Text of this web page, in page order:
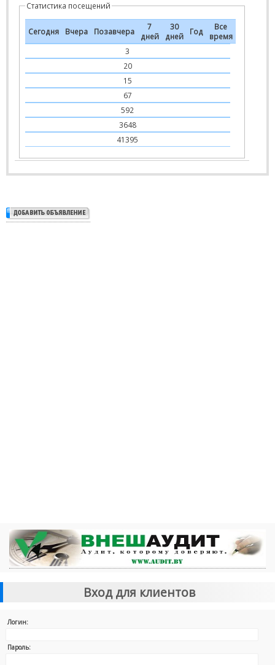
Статистика посещений
Сегодня Вчера Позавчера
7
дней
30
дней
Год
Все
время
3
20
15
67
592
3648
41395
Вход для клиентов
Логин:
Пароль: